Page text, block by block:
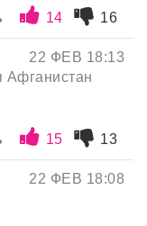
14 16
22 ФЕВ 18:13
Афганистан
15 13
22 ФЕВ 18:08